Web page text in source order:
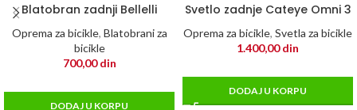
Blatobran zadnji Bellelli
Oprema za bicikle, Blatobrani za
bicikle
700,00din
DODAJ U KORPU
Svetlo zadnje Cateye Omni 3
Oprema za bicikle, Svetla za bicikle
1.400,00din
DODAJ U KORPU